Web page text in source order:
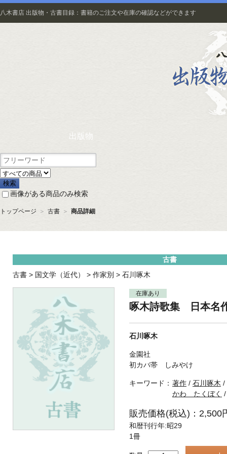
八木書店 出版物・古書目録：書籍のご注文や在庫の確認などができます
出版物
画像がある商品のみ検索
トップページ ＞ 古書 ＞ 商品詳細
古書
古書 > 国文学（近代） > 作家別 > 石川啄木
在庫あり
啄木詩歌集 日本名
石川啄木
金園社
初カバ帯 しみやけ
キーワード： 著作 / 石川啄木 /
かわ たくぼく
販売価格(税込)：2,500
和暦刊行年:昭29
1冊